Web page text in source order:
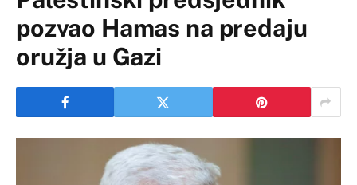
pozvao Hamas na predaju
oružja u Gazi